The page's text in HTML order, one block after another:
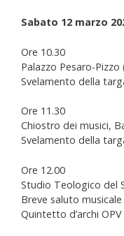
Sabato 12 marzo
Ore 10.30
Palazzo Pesaro-
Svelamento della
Ore 11.30
Chiostro dei musici,
Svelamento della
Ore 12.00
Studio Teologico del
Breve saluto musicale
Quintetto d’archi OPV